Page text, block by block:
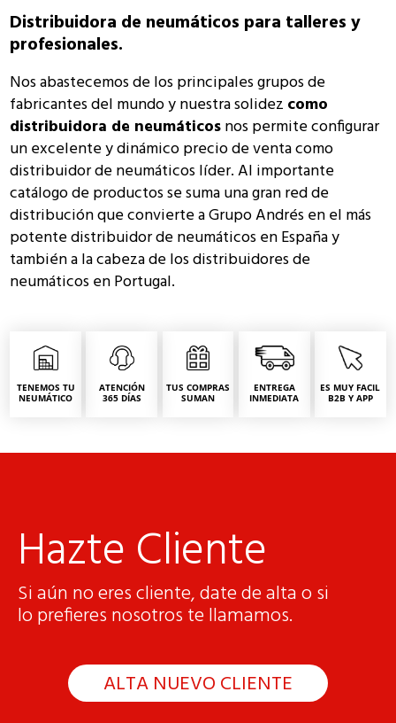
Distribuidora de neumáticos para talleres y
profesionales.
Nos abastecemos de los principales grupos de
fabricantes del mundo y nuestra solidez como
distribuidora de neumáticosnos permite configurar
un excelente y dinámico precio de venta como
distribuidor de neumáticos líder. Al importante
catálogo de productos se suma una gran red de
distribución que convierte a Grupo Andrés en el más
potente distribuidor de neumáticos en España y
también a la cabeza de los distribuidores de
neumáticos en Portugal.
TENEMOS TU
NEUMÁTICO
ATENCIÓN
365 DÍAS
TUS COMPRAS
SUMAN
ENTREGA
INMEDIATA
ES MUY FACIL
B2B Y APP
Hazte Cliente
Si aún no eres cliente, date de alta o si
lo prefieres nosotros te llamamos.
ALTA NUEVO CLIENTE